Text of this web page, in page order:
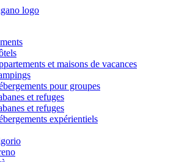
et maisons de vacances
pour groupes
et refuges
et refuges
expérientiels